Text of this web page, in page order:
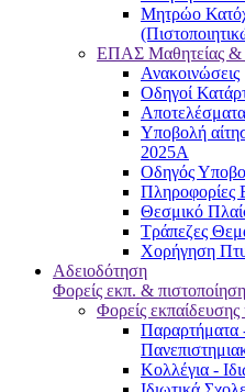
Μητρώο
ΕΠΑΣ Μαθητείας
Ανακοινώσεις
Oδηγοί
Υποβολή
2025Α
Οδηγός
Πληροφορίες
Θεσμικό
Τράπεζες
Χορήγηση
Αδειοδότηση
Φορείς εκπ. &
Φορείς εκπαίδευσης
Κολλέγια -